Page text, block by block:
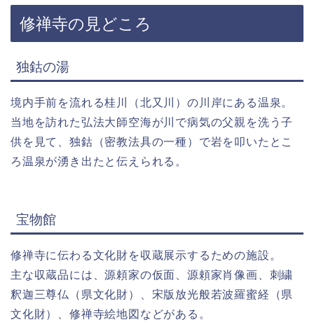
修禅寺の見どころ
独鈷の湯
境内手前を流れる桂川（北又川）の川岸にある温泉。
当地を訪れた弘法大師空海が川で病気の父親を洗う子
供を見て、独鈷（密教法具の一種）で岩を叩いたとこ
ろ温泉が湧き出たと伝えられる。
宝物館
修禅寺に伝わる文化財を収蔵展示するための施設。
主な収蔵品には、源頼家の仮面、源頼家肖像画、刺繍
釈迦三尊仏（県文化財）、宋版放光般若波羅蜜経（県
文化財）、修禅寺絵地図などがある。